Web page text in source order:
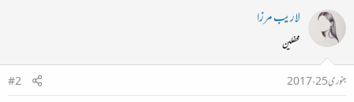
لاریب مرزا
محفلین
جنوری 25، 2017
#2